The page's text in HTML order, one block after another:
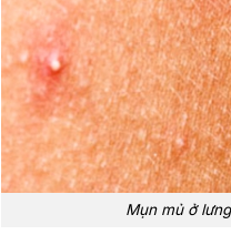
Mụn mủ ở